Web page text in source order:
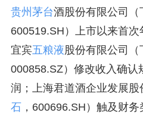
贵州茅台酒股份有限公司（
600519.SH）上市以来首次
宜宾五粮液股份有限公司（
000858.SZ）修改收入确认
润；上海君道酒企业发展
石 ，600696.SH）触及财